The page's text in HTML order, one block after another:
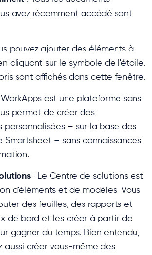
avez récemment accédé sont
pouvez ajouter des éléments à
cliquant sur le symbole de l'étoile.
sont affichés dans cette fenêtre.
WorkApps est une plateforme sans
permet de créer des
personnalisées – sur la base des
Smartsheet – sans connaissances
: Le Centre de solutions est
d'éléments et de modèles. Vous
des feuilles, des rapports et
de bord et les créer à partir de
gagner du temps. Bien entendu,
aussi créer vous-même des